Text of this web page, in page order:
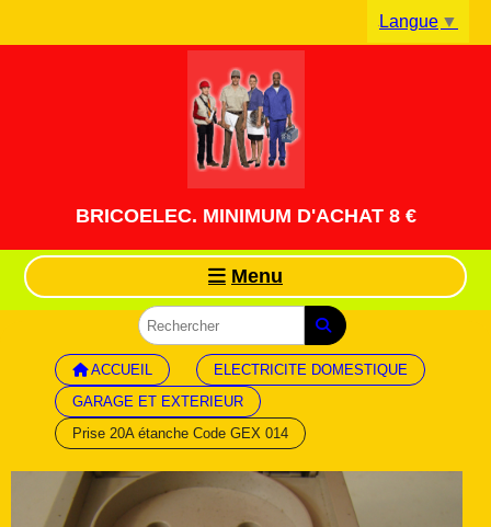
BRICOELEC. MINIMUM D'ACHAT 8 €
Menu
ACCUEIL
ELECTRICITE DOMESTIQUE
GARAGE ET EXTERIEUR
Prise 20A étanche Code GEX 014
Langue ▼